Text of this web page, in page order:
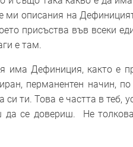
описания на
присъства във всеки
е там.
има Дефиниция, както е
перманентен начин,
ти. Това е частта в теб,
да се довериш. Не